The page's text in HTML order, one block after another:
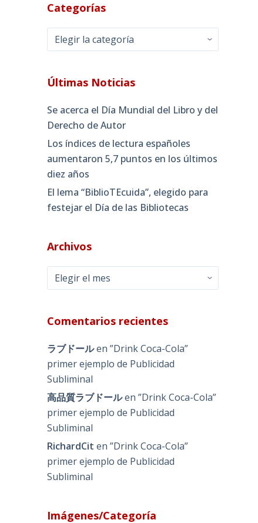
Categorías
Categorías
Últimas Noticias
Se acerca el Día Mundial del Libro y del
Derecho de Autor
Los índices de lectura españoles
aumentaron 5,7 puntos en los últimos
diez años
El lema “BiblioTEcuida”, elegido para
festejar el Día de las Bibliotecas
Archivos
Archivos
Comentarios recientes
ラブドールen”Drink Coca-Cola”
primer ejemplo de Publicidad
Subliminal
高品質ラブドールen”Drink Coca-Cola”
primer ejemplo de Publicidad
Subliminal
RichardCit en”Drink Coca-Cola”
primer ejemplo de Publicidad
Subliminal
Imágenes/Categoría